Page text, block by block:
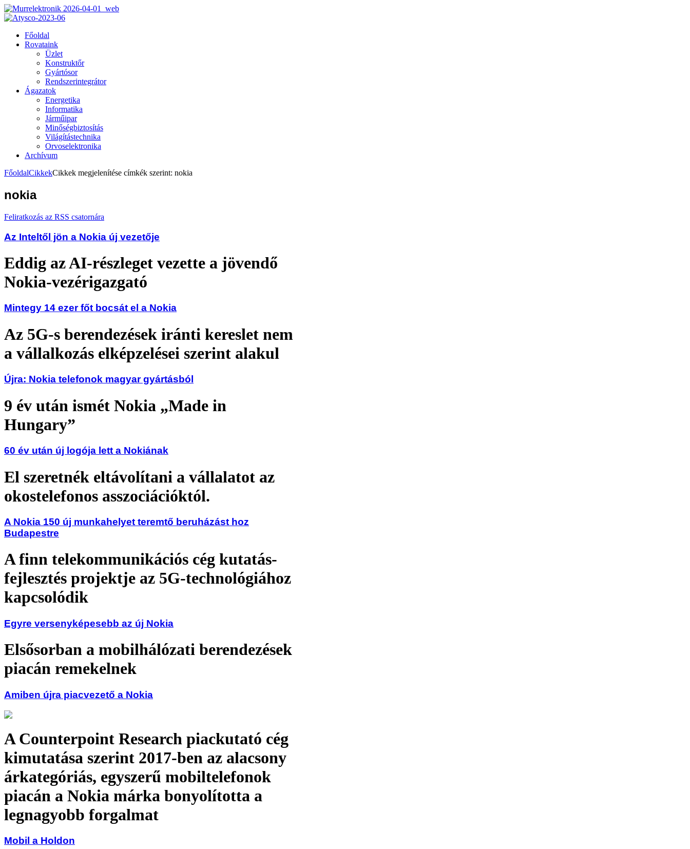
Főoldal
Rovataink
Üzlet
Konstruktőr
Gyártósor
Rendszerintegrátor
Ágazatok
Energetika
Informatika
Járműipar
Minőségbiztosítás
Világítástechnika
Orvoselektronika
Archívum
FőoldalCikkekCikkek megjelenítése címkék szerint: nokia
nokia
Feliratkozás az RSS csatornára
Az Inteltől jön a Nokia új vezetője
Eddig az AI-részleget vezette a jövendő
Nokia-vezérigazgató
Mintegy 14 ezer főt bocsát el a Nokia
Az 5G-s berendezések iránti kereslet nem
a vállalkozás elképzelései szerint alakul
Újra: Nokia telefonok magyar gyártásból
9 év után ismét Nokia „Made in
Hungary”
60 év után új logója lett a Nokiának
El szeretnék eltávolítani a vállalatot az
okostelefonos asszociációktól.
A Nokia 150 új munkahelyet teremtő beruházást hoz
Budapestre
A finn telekommunikációs cég kutatás-
fejlesztés projektje az 5G-technológiához
kapcsolódik
Egyre versenyképesebb az új Nokia
Elsősorban a mobilhálózati berendezések
piacán remekelnek
Amiben újra piacvezető a Nokia
A Counterpoint Research piackutató cég
kimutatása szerint 2017-ben az alacsony
árkategóriás, egyszerű mobiltelefonok
piacán a Nokia márka bonyolította a
legnagyobb forgalmat
Mobil a Holdon